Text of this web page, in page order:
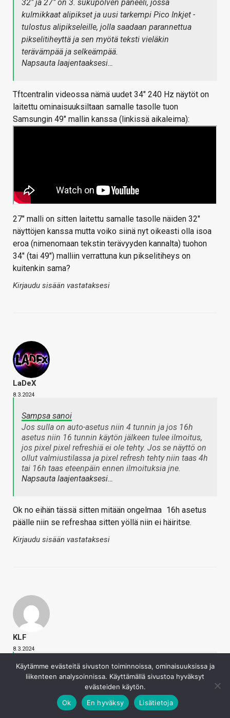
32" ja 27" on 3. sukupolven paneeli, jossa
kulmikkaat alipikset ja uusi tarkempi Pico Inkjet -
tulostus alipikseleille, jolla saadaan parannettua
pikselitiheyttä ja sen myötä teksti vieläkin
terävämpää ja selkeämpää.
Napsauta laajentaaksesi…
Tftcentralin videossa nämä uudet 34" 240 Hz näytöt on
laitettu ominaisuuksiltaan samalle tasolle tuon
Samsungin 49" mallin kanssa (linkissä aikaleima):
27" malli on sitten laitettu samalle tasolle näiden 32"
näyttöjen kanssa mutta voiko siinä nyt oikeasti olla isoa
eroa (nimenomaan tekstin terävyyden kannalta) tuohon
34" (tai 49") malliin verrattuna kun pikselitiheys on
kuitenkin sama?
Kirjaudu sisään vastataksesi
LaDeX
8.3.2024
Sampsa sanoi
Jos sulla on auto-asetus niin 4 tunnin ja jos 16h
asetus niin 16 tunnin käytön jälkeen tulee ilmoitus,
jos pixel pixel refreshiä ei ole tehty. Jos se näyttö on
ollut valmiustilassa ja pixel refresh tehty niin taas 4h
tai 16h taas eteenpäin ennen ilmoituksia jne.
Napsauta laajentaaksesi…
Ok no eihän tässä sitten mitään ongelmaa 16h asetus
päälle niin se refreshaa sitten yöllä niin ei häiritse.
Kirjaudu sisään vastataksesi
KLF
8.3.2024
Cuthalu sanoi
Telkkareiden puolella kaikki oledit tosiaan ajavat
tämän kevyen puhdistuksen automaattisesti eivätkä
häiritse käyttäjää siitä millään tavalla. On hyvin
erikoista, että MSI ei jostain syystä ole ymmärtänyt
Käytämme evästeitä sivuston toiminnoissa, ominaisuuksissa ja
liikenteen analysoinnissa. Käyttämällä sivustoa hyväksyt
evästeiden käytön.
Ok
En hyväksy Lisätietoja